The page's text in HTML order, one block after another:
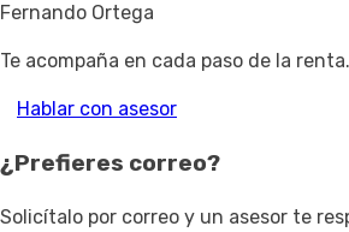
Fernando Ortega
Te acompaña en cada paso de la renta.
Hablar con asesor
¿Prefieres correo?
Solicítalo por correo y un asesor te